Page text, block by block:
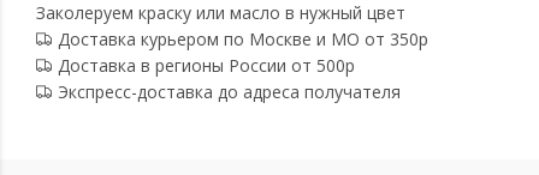
Заколеруем краску или масло в нужный цвет
Доставка курьером по Москве и МО от 350р
Доставка в регионы России от 500р
Экспресс-доставка до адреса получателя